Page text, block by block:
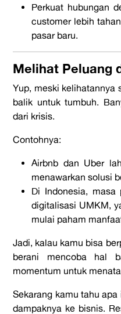
Perkuat hubungan
customer lebih
pasar baru.
Melihat Peluang
Yup, meski kelihatannya
balik untuk tumbuh.
dari krisis.
Contohnya:
Airbnb dan Uber
menawarkan solusi
Di Indonesia, masa
digitalisasi UMKM,
mulai paham
Jadi, kalau kamu bisa
berani mencoba hal
momentum untuk
Sekarang kamu tahuapa
dampaknya ke bisnis.